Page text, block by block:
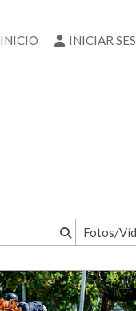
INICIO INICIAR